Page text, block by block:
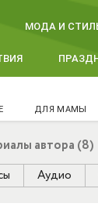
МОДА И
ДЛЯ МАМЫ
автора (8)
Аудио